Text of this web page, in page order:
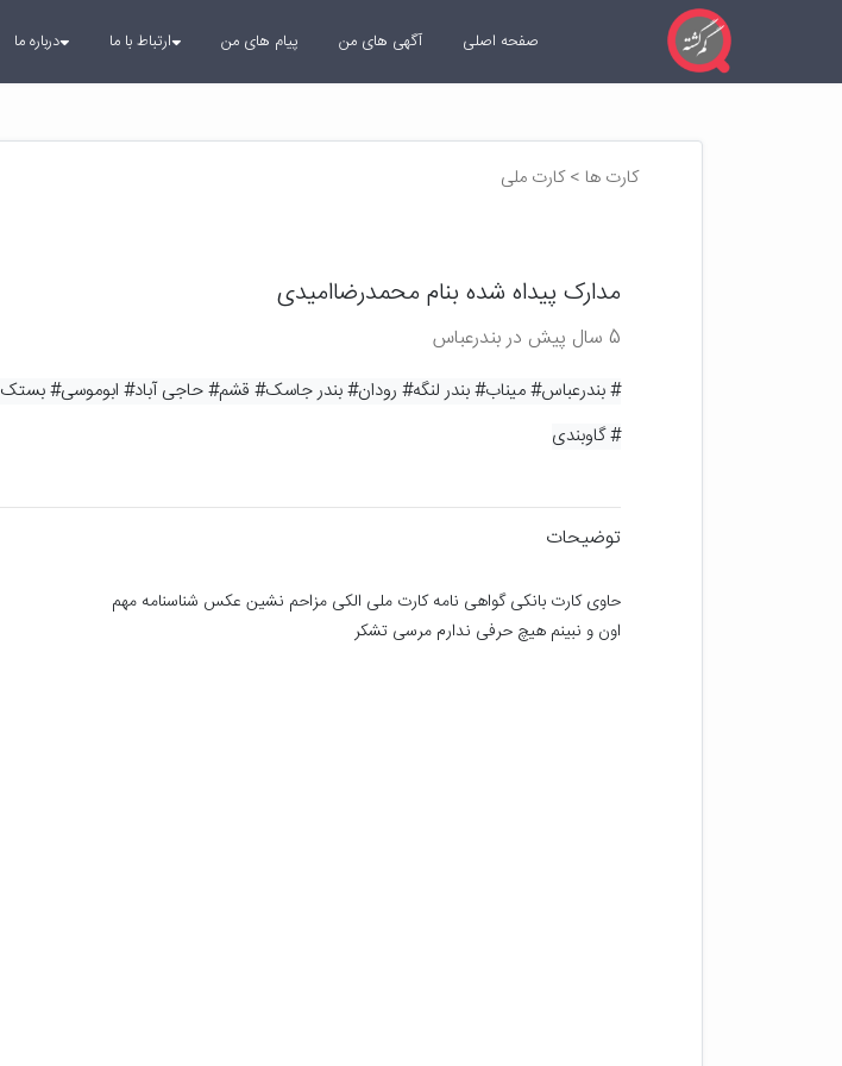
صفحه اصلی آگهی های من پیام های من ارتباط با ما درباره ما
کارت ها > کارت ملی
مدارک پیداه شده بنام محمدرضاامیدی
5 سال پیش در بندرعباس
# بندرعباس# میناب# بندر لنگه# رودان# بندر جاسک# قشم# حاجی آباد# ابوموسی# بستک
# گاوبندی
توضیحات
اون و نبینم هیچ حرفی ندارم مرسی تشکر